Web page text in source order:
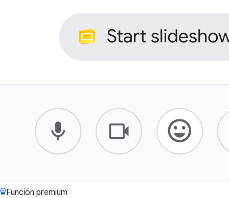
Función premium